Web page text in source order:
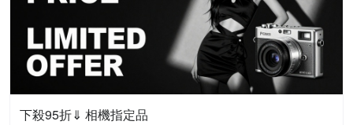
下殺95折⇓ 相機指定品